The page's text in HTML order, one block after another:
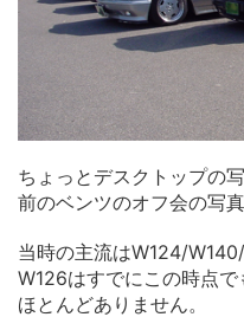
ちょっとデスクトップの
前のベンツのオフ会の写
当時の主流はW124/
W126はすでにこの時点
ほとんどありません。